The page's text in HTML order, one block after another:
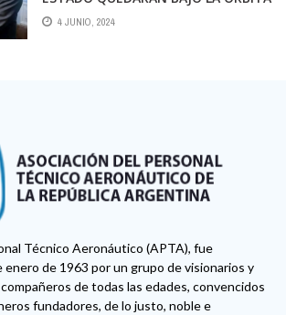
DE FRANCOS Y NO SE DESCARTAN
MÁS DESPIDOS
4 JUNIO, 2024
Técnico Aeronáutico (APTA), fue
de 1963 por un grupo de visionarios y
de todas las edades, convencidos
fundadores, de lo justo, noble e